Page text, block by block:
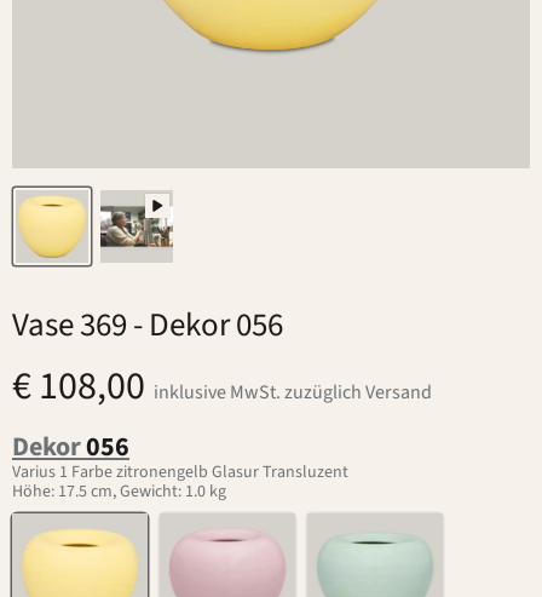
Vase 369- Dekor 056
€ 108,00 inklusive MwSt. zuzüglich Versand
Dekor056
Varius 1 Farbe zitronengelb Glasur Transluzent
Höhe: 17.5 cm, Gewicht: 1.0 kg